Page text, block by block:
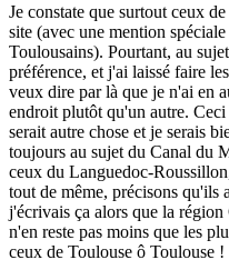
Je constate que surtout ceux
site (avec une mention
Toulousains). Pourtant, au
préférence, et j'ai laissé faire
veux dire par là que je n'ai en
endroit plutôt qu'un autre.
serait autre chose et je serais
toujours au sujet du Canal du
ceux du Languedoc-
tout de même, précisons
j'écrivais ça alors que la
n'en reste pas moins que les
ceux de Toulouse ô Toulouse !